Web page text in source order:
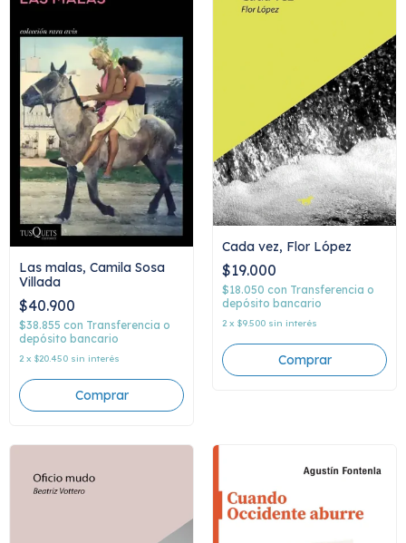
Las malas, Camila Sosa
Villada
$40.900
$38.855 con Transferencia o
depósito bancario
2 x $20.450 sin interés
Cada vez, Flor López
$19.000
$18.050 con Transferencia o
depósito bancario
2 x $9.500 sin interés